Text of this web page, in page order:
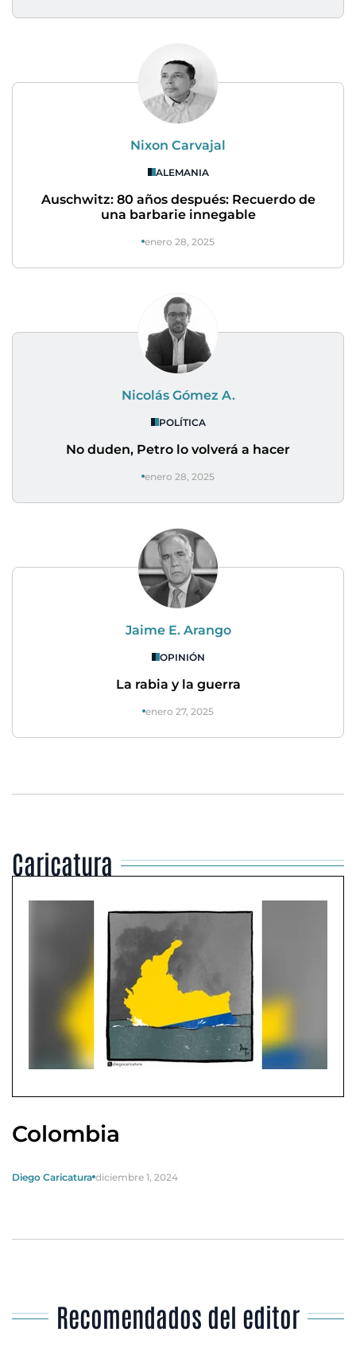
Nixon Carvajal
ALEMANIA
Auschwitz: 80 años después: Recuerdo de
una barbarie innegable
enero 28, 2025
Nicolás Gómez A.
POLÍTICA
No duden, Petro lo volverá a hacer
enero 28, 2025
Jaime E. Arango
OPINIÓN
La rabia y la guerra
enero 27, 2025
Caricatura
Colombia
Diego Caricatura diciembre 1, 2024
Recomendados del editor